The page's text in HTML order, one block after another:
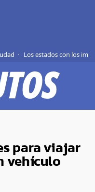
Los estados con los
para viajar
vehículo